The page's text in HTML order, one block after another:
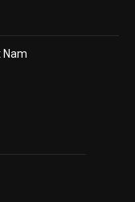
Nam